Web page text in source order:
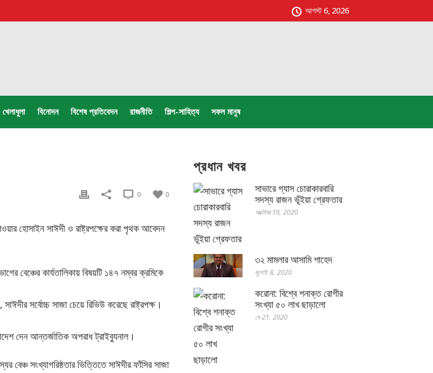
আগস্ট 6, 2026
খেলাধুলা বিনোদন বিশেষ প্রতিবেদন রাজনীতি শিল্প-সাহিত্য সফল মানুষ
0
0
হোসাইন সাঈদী ও রাষ্ট্রপক্ষের করা পৃথক আবেদন
বেঞ্চের কার্যতালিকায় বিষয়টি ১৪৭ নম্বর ক্রমিকে
সর্বোচ্চ সাজা চেয়ে রিভিউ করেছে রাষ্ট্রপক্ষ।
দেন আন্তর্জাতিক অপরাধ ট্রাইব্যুনাল।
সংখ্যাগরিষ্ঠতার ভিত্তিতে সাঈদীর ফাঁসির সাজা
প্রধান খবর
সাভারে গ্যাস চোরাকারবারি
সদস্য রাজন ভূঁইয়া গ্রেফতার
অক্টোবর 19, 2020
৩২ মামলার আসামি শাহেদ
জুলাই 8, 2020
করোনা: বিশ্বে শনাক্ত রোগীর
সংখ্যা ৫০ লাখ ছাড়ালো
মে 21, 2020